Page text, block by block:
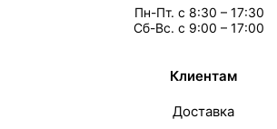
Пн-Пт. с 8:30 – 17:30
Сб-Вс. с 9:00 – 17:00
Клиентам
Доставка